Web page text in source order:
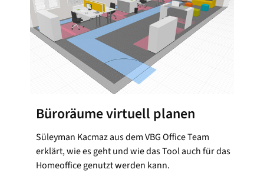
Büroräume virtuell planen
Süleyman Kacmaz aus dem VBG Office Team
erklärt, wie es geht und wie das Tool auch für das
Homeoffice genutzt werden kann.